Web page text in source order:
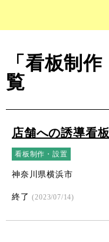
「看板制
覧
店舗への誘導看
看板制作・設置
神奈川県横浜市
終了(2023/07/14)